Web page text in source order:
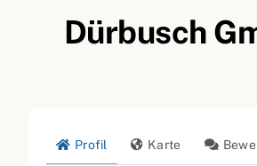
Dürbusch
Profil Karte